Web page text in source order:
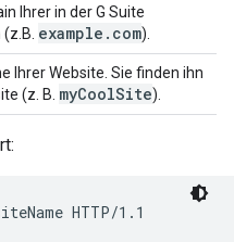
Ihrer in der G Suite
example . com).
Ihrer Website. Sie finden ihn
(z. B. myCoolSite).
HTTP/1.1